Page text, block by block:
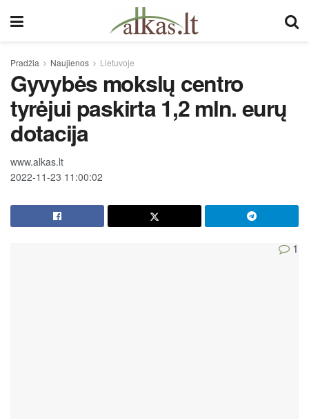
Pradžia Naujienos Lietuvoje
Gyvybės mokslų centro
tyrėjui paskirta 1,2 mln. eurų
dotacija
www.alkas.lt
2022-11-23 11:00:02
1